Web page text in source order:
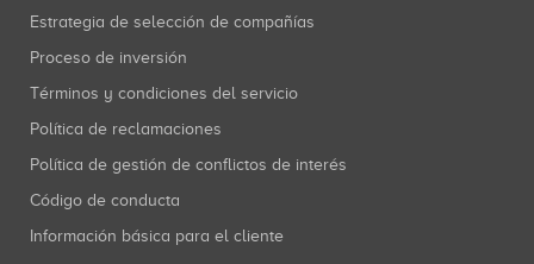
Estrategia de selección de compañías
Proceso de inversión
Términos y condiciones del servicio
Política de reclamaciones
Política de gestión de conflictos de interés
Código de conducta
Información básica para el cliente